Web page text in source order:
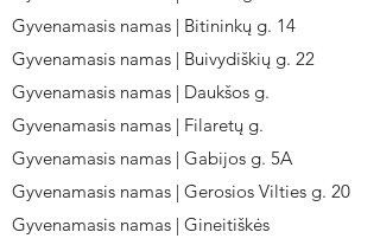
Gyvenamasis namas | Bitininkų g. 14
Gyvenamasis namas | Buivydiškių g. 22
Gyvenamasis namas | Daukšos g.
Gyvenamasis namas | Filaretų g.
Gyvenamasis namas | Gabijos g. 5A
Gyvenamasis namas | Gerosios Vilties g. 20
Gyvenamasis namas | Gineitiškės